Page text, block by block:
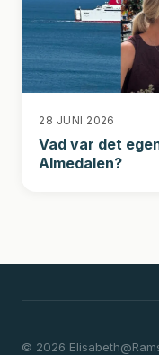
28 JUNI 2026
Vad var det
Almedalen?
© 2026